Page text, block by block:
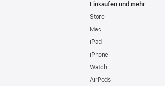
Einkaufen und mehr
Store
Mac
iPad
iPhone
Watch
AirPods